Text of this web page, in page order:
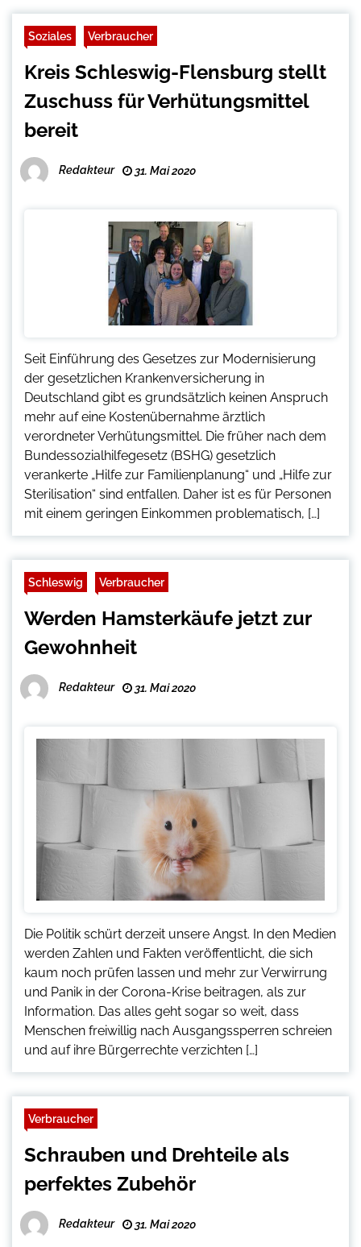
Soziales Verbraucher
Kreis Schleswig-Flensburg stellt
Zuschuss für Verhütungsmittel
bereit
Redakteur 31. Mai 2020
Seit Einführung des Gesetzes zur Modernisierung
der gesetzlichen Krankenversicherung in
Deutschland gibt es grundsätzlich keinen Anspruch
mehr auf eine Kostenübernahme ärztlich
verordneter Verhütungsmittel. Die früher nach dem
Bundessozialhilfegesetz (BSHG) gesetzlich
verankerte „Hilfe zur Familienplanung“ und „Hilfe zur
Sterilisation“ sind entfallen. Daher ist es für Personen
mit einem geringen Einkommen problematisch, […]
Schleswig Verbraucher
Werden Hamsterkäufe jetzt zur
Gewohnheit
Redakteur 31. Mai 2020
Die Politik schürt derzeit unsere Angst. In den Medien
werden Zahlen und Fakten veröffentlicht, die sich
kaum noch prüfen lassen und mehr zur Verwirrung
und Panik in der Corona-Krise beitragen, als zur
Information. Das alles geht sogar so weit, dass
Menschen freiwillig nach Ausgangssperren schreien
und auf ihre Bürgerrechte verzichten […]
Verbraucher
Schrauben und Drehteile als
perfektes Zubehör
Redakteur 31. Mai 2020